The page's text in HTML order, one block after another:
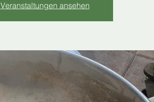
Veranstaltungen ansehen